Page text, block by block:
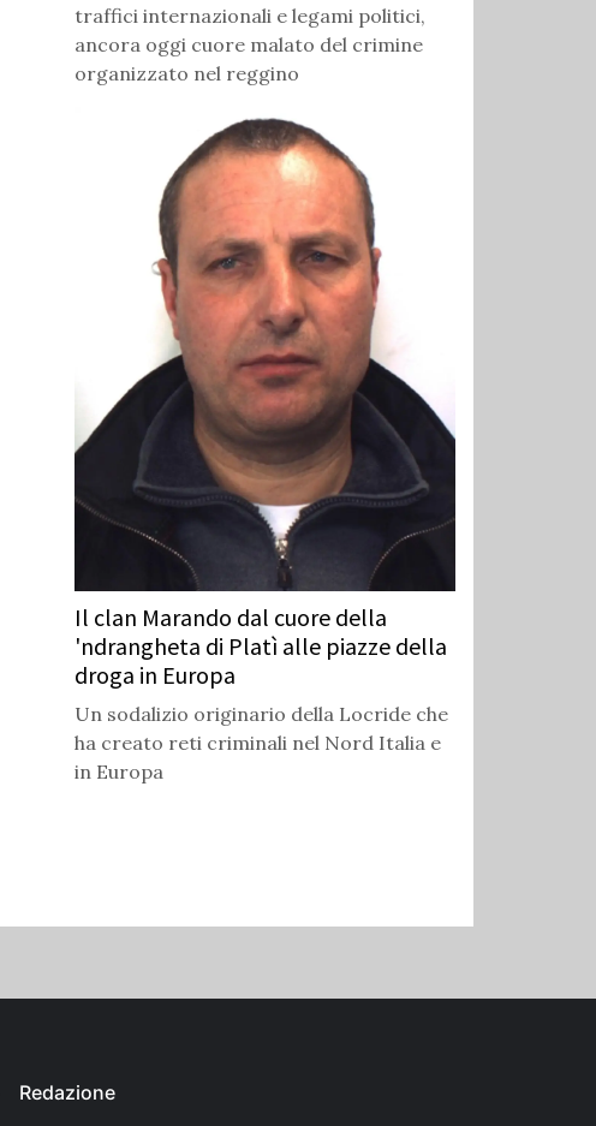
traffici internazionali e legami politici,
ancora oggi cuore malato del crimine
organizzato nel reggino
Il clan Marando dal cuore della
'ndrangheta di Platì alle piazze della
droga in Europa
Un sodalizio originario della Locride che
ha creato reti criminali nel Nord Italia e
in Europa
Redazione